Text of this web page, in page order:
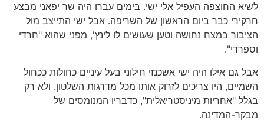
לשיא החוצפה העפיל אלי ישי. בימים עברו היה שר יפאני מבצע
חרקירי כבר ביום הראשון של השריפה. אבל ישי התייצב מול
הציבור במצח נחושה וטען שעושים לו לינץ', מפני שהוא "חרדי
וספרדי".
אבל גם אילו היה ישי אשכנזי חילוני בעל עיניים כחולות ככחול
השמיים, היו צריכים לזרוק אותו מכל מדרגות השלטון. ולא רק
בגלל "אחריות מיניסטריאלית", כדבריו המנומסים של
מבקר-המדינה.